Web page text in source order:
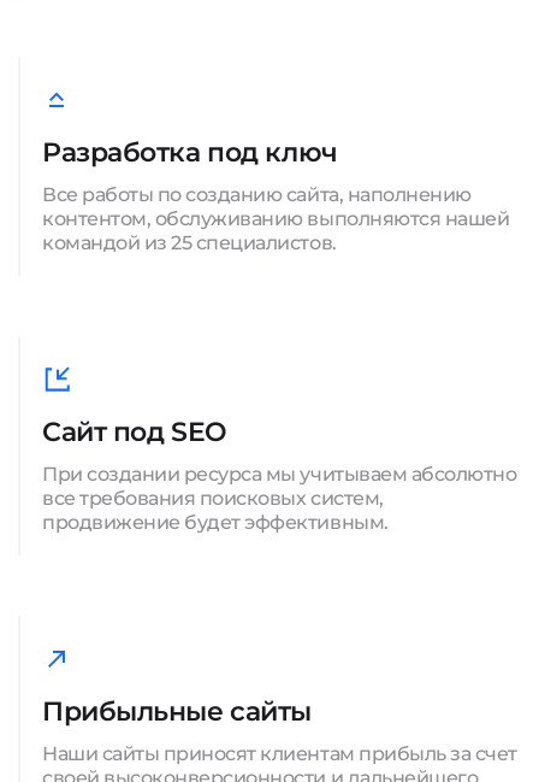
Разработка под ключ
Все работы по созданию сайта, наполнению
контентом, обслуживанию выполняются нашей
командой из 25 специалистов.
Сайт под SEO
При создании ресурса мы учитываем абсолютно
все требования поисковых систем,
продвижение будет эффективным.
Прибыльные сайты
Наши сайты приносят клиентам прибыль за счет